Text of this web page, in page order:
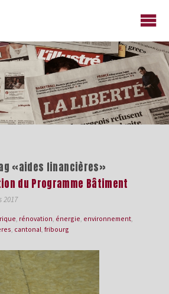
«aides financières»
du Programme Bâtiment
2017
, rénovation, énergie, environnement,
, cantonal, fribourg